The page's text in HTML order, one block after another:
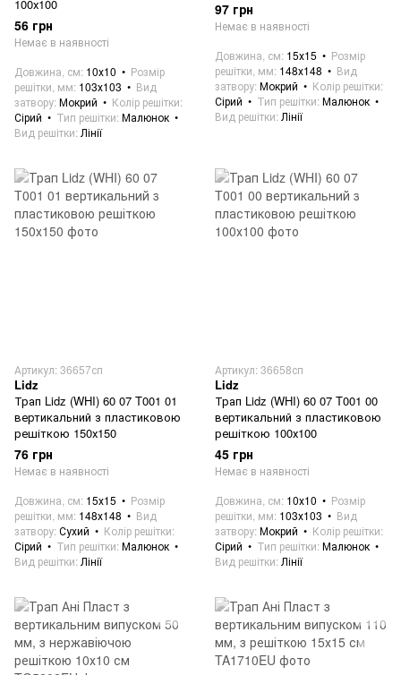
100х100
56 грн
Немає в наявності
Довжина, см 10х10
Розмір
решітки, мм 103х103
Вид
затвору Мокрий
Колір решітки
Сірий
Тип решітки Малюнок
Вид решітки Лінії
97 грн
Немає в наявності
Довжина, см 15х15
Розмір
решітки, мм 148х148
Вид
затвору Мокрий
Колір решітки
Сірий
Тип решітки Малюнок
Вид решітки Лінії
Артикул: 36657сп
Lidz
Трап Lidz (WHI) 60 07 T001 01
вертикальний з пластиковою
решіткою 150х150
76 грн
Немає в наявності
Довжина, см 15х15
Розмір
решітки, мм 148х148
Вид
затвору Сухий
Колір решітки
Сірий
Тип решітки Малюнок
Вид решітки Лінії
Артикул: 36658сп
Lidz
Трап Lidz (WHI) 60 07 T001 00
вертикальний з пластиковою
решіткою 100х100
45 грн
Немає в наявності
Довжина, см 10х10
Розмір
решітки, мм 103х103
Вид
затвору Мокрий
Колір решітки
Сірий
Тип решітки Малюнок
Вид решітки Лінії